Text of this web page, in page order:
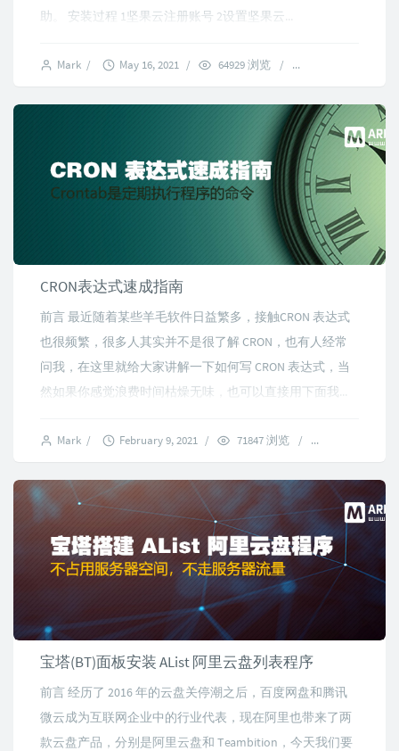
助。 安装过程 1坚果云注册账号 2设置坚果云...
Mark / May 16, 2021 / 64929 浏览 /
CRON表达式速成指南
前言 最近随着某些羊毛软件日益繁多，接触CRON 表达式
也很频繁，很多人其实并不是很了解 CRON，也有人经常
问我，在这里就给大家讲解一下如何写 CRON 表达式，当
然如果你感觉浪费时间枯燥无味，也可以直接用下面我...
Mark / February 9, 2021 / 71847 浏览 /
宝塔(BT)面板安装 AList 阿里云盘列表程序
前言 经历了 2016 年的云盘关停潮之后，百度网盘和腾讯
微云成为互联网企业中的行业代表，现在阿里也带来了两
款云盘产品，分别是阿里云盘和 Teambition，今天我们要